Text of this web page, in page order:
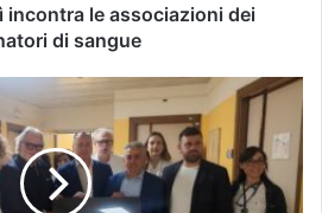
incontra le associazioni dei
di sangue